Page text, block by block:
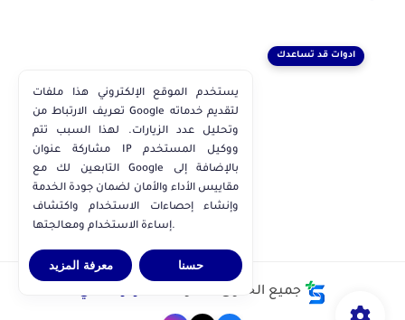
ادوات قد تساعدك
جميع الحقوق محفوظة ©
يستخدم الموقع الإلكتروني هذا ملفات
تعريف الارتباط من Google لتقديم خدماته
وتحليل عدد الزيارات. لهذا السبب تتم
مشاركة عنوان IP ووكيل المستخدم
التابعين لك مع Google بالإضافة إلى
مقاييس الأداء والأمان لضمان جودة الخدمة
وإنشاء إحصاءات الاستخدام واكتشاف
إساءة الاستخدام ومعالجتها.
معرفة المزيد حسنا